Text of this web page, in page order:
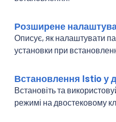
Розширене
Описує, як налаштувати
установки при
Встановлення Istio у
Встановіть та
режимі на двостековому